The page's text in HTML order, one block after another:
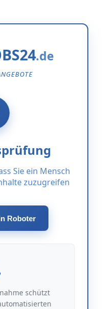
Sie ein Mensch
zuzugreifen
Roboter
schützt